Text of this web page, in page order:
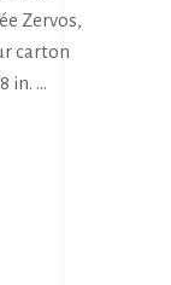
Zervos,
carton
in.